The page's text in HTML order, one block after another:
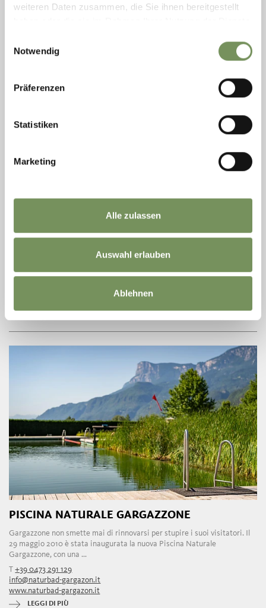
weiteren Daten zusammen, die Sie ihnen bereitgestellt
Notwendig
Präferenzen
Statistiken
Marketing
Alle zulassen
Auswahl erlauben
Ablehnen
www.meranarena.it
La piscina all'aperto di Lana è facilissima da raggiungere ed ha un
campeggio situato proprio accanto. I bambini sono i benvenuti e il prato
T+39 388 8999022
LEGGI DI PIÙ
PISCINA NATURALE GARGAZZONE
Gargazzone non smette mai di rinnovarsi per stupire i suoi visitatori. Il
29 maggio 2010 è stata inaugurata la nuova Piscina Naturale
Gargazzone, con una ...
T+39 0473 291 129
info@naturbad-gargazon.it
www.naturbad-gargazon.it
LEGGI DI PIÙ